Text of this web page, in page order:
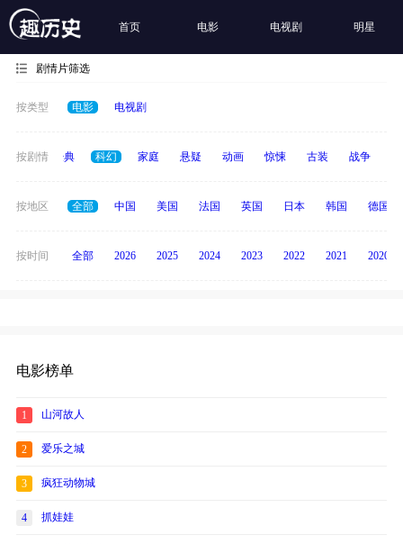
首页 电影 电视剧 明星
剧情片筛选
按类型 电影 电视剧
按剧情
恐怖 经典 科幻 家庭 悬疑 动画 惊悚 古装 战争
按地区 全部 中国 美国 法国 英国 日本 韩国 德国
按时间 全部 2026 2025 2024 2023 2022 2021 2020
电影榜单
1 山河故人
2 爱乐之城
3 疯狂动物城
4 抓娃娃